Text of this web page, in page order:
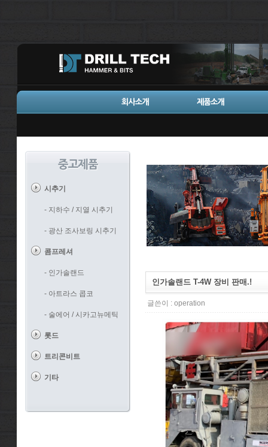
시추기
- 지하수 / 지열 시추기
- 광산 조사보링 시추기
콤프레셔
- 인가솔랜드
- 아트라스 콥코
- 술에어 / 시카고뉴메틱
롯드
트리콘비트
기타
인가솔랜드 T-4W 장비 판매.!
글쓴이 : operation